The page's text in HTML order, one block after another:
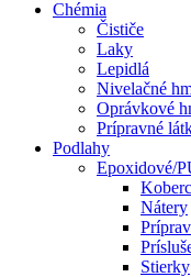
Chémia
Čističe
Laky
Lepidlá
Nivelačné
Oprávkové
Prípravné
Podlahy
Epoxidové/
Nátery
Stierky